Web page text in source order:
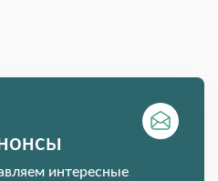
интересные